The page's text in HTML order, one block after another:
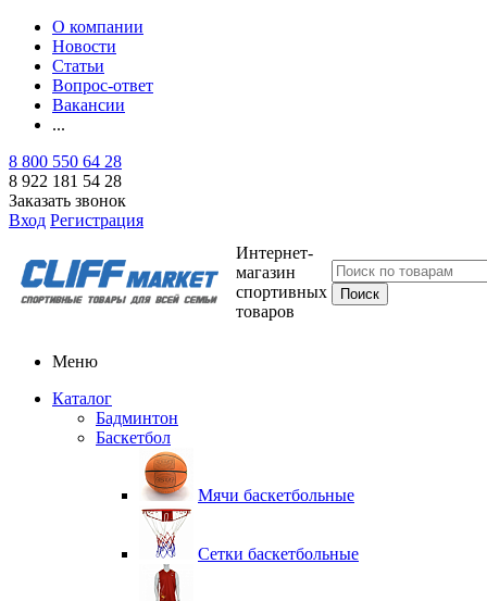
О компании
Новости
Статьи
Вопрос-ответ
Вакансии
...
8 800 550 64 28
8 922 181 54 28
Заказать звонок
Вход Регистрация
Интернет-
магазин
спортивных
товаров
Меню
Каталог
Бадминтон
Баскетбол
Мячи баскетбольные
Сетки баскетбольные